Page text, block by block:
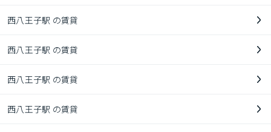
西八王子駅 の賃貸
西八王子駅 の賃貸
西八王子駅 の賃貸
西八王子駅 の賃貸